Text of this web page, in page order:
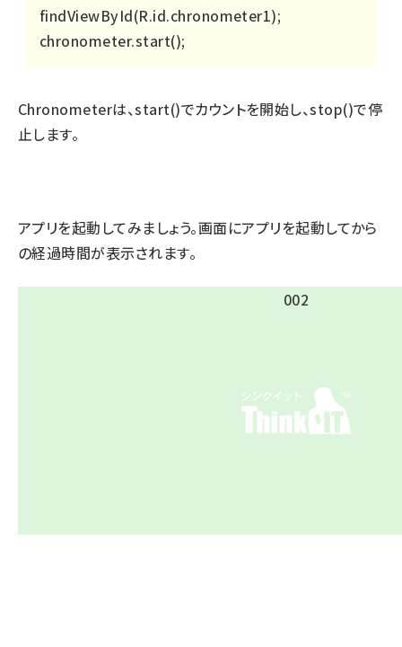
findViewById(R.id.chronometer1);
chronometer.start();
Chronometerは、start()でカウントを開始し、stop()で停
止します。
アプリを起動してみましょう。画面にアプリを起動してから
の経過時間が表示されます。